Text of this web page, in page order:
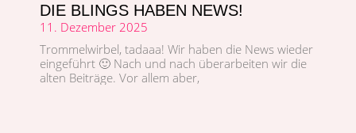
DIE BLINGS HABEN NEWS!
11. Dezember 2025
Trom­mel­wirbel, tadaaa! Wir haben die News wieder
einge­führt 🙂 Nach und nach über­ar­beit­en wir die
alten Beiträge. Vor allem aber,